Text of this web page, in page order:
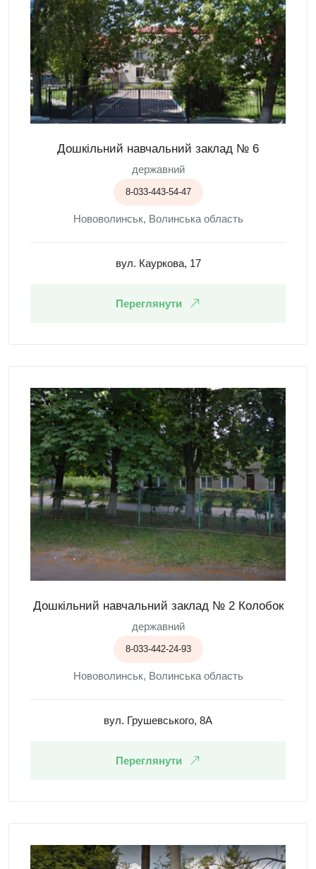
Дошкільний навчальний заклад № 6
державний
8-033-443-54-47
Нововолинськ, Волинська область
вул. Кауркова, 17
Переглянути
Дошкільний навчальний заклад № 2 Колобок
державний
8-033-442-24-93
Нововолинськ, Волинська область
вул. Грушевського, 8А
Переглянути